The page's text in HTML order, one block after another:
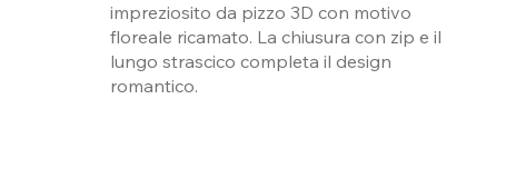
impreziosito da pizzo 3D con motivo
floreale ricamato. La chiusura con zip e il
lungo strascico completa il design
romantico.